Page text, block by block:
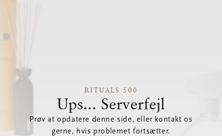
RITUALS 500
Ups... Serverfejl
Prøv at opdatere denne side, eller kontakt os
gerne, hvis problemet fortsætter.